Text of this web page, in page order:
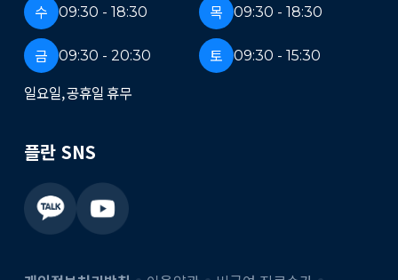
수 09:30 - 18:30 목 09:30 - 18:30
금 09:30 - 20:30 토 09:30 - 15:30
일요일, 공휴일 휴무
플란 SNS